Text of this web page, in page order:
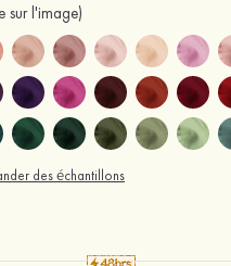
sur l'image)
des échantillons